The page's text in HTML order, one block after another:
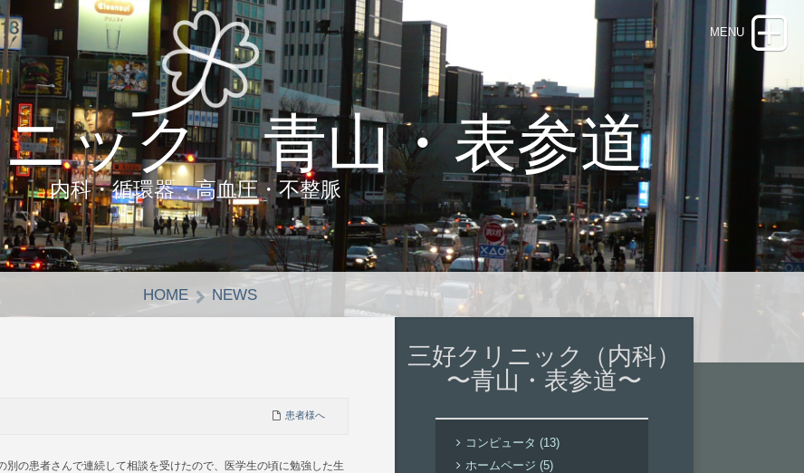
ック 青山・表参道
内科・循環器・高血圧・不整脈
HOME NEWS
患者様へ
の患者さんで連続して相談を受けたので、医学生の頃に勉強した生
三好クリニック（内科）
〜青山・表参道〜
コンピュータ (13)
ホームページ (5)